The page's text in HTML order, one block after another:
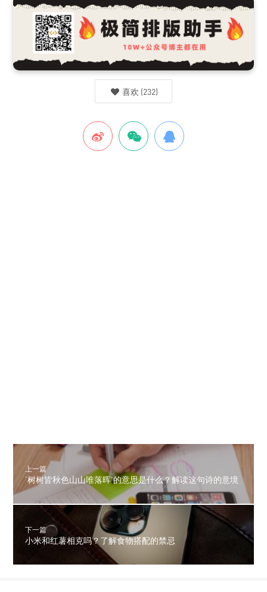
喜欢 (232)
上一篇
‘树树皆秋色山山唯落晖’的意思是什么？解读这句诗的意境
下一篇
小米和红薯相克吗？了解食物搭配的禁忌